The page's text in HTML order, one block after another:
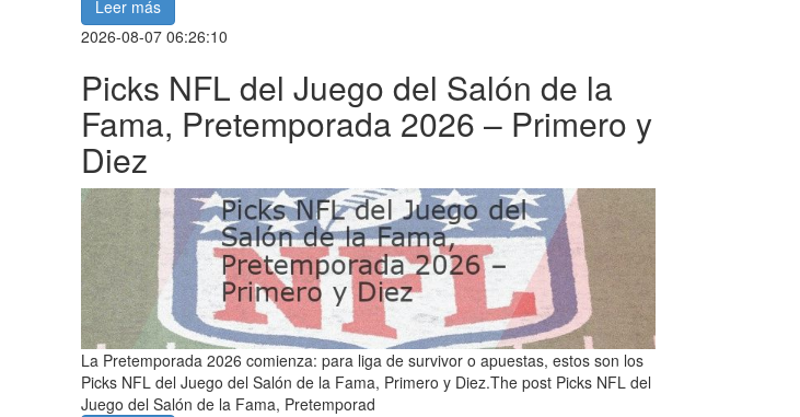
Leer más
2026-08-07 06:26:10
Picks NFL del Juego del Salón de la
Fama, Pretemporada 2026 – Primero y
Diez
La Pretemporada 2026 comienza: para liga de survivor o apuestas, estos son los
Picks NFL del Juego del Salón de la Fama, Primero y Diez.The post Picks NFL del
Juego del Salón de la Fama, Pretemporad